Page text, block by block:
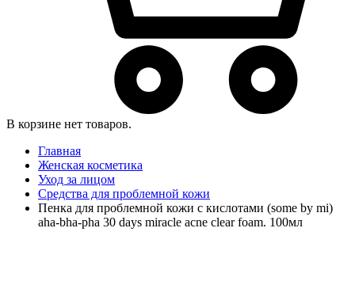
В корзине нет товаров.
Главная
Женская косметика
Уход за лицом
Средства для проблемной кожи
Пенка для проблемной кожи с кислотами (some by mi)
aha-bha-pha 30 days miracle acne clear foam. 100мл